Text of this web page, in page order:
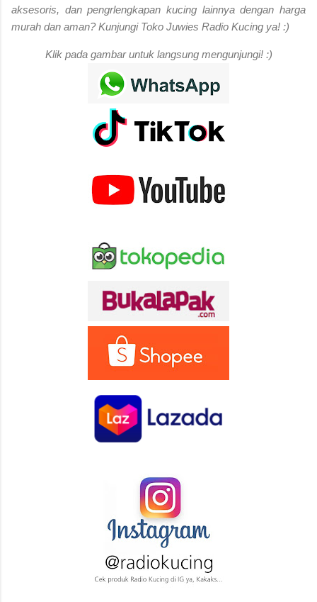
aksesoris, dan pengrlengkapan kucing lainnya dengan harga
murah dan aman? Kunjungi Toko Juwies Radio Kucing ya! :)
Klik pada gambar untuk langsung mengunjungi! :)